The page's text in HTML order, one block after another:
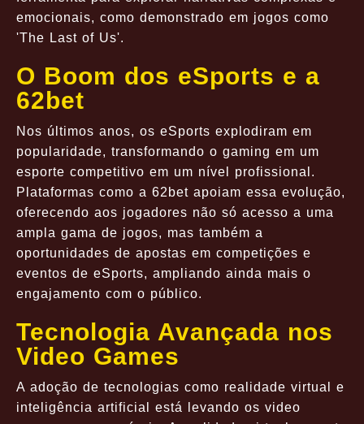
emocionais, como demonstrado em jogos como
'The Last of Us'.
O Boom dos eSports e a
62bet
Nos últimos anos, os eSports explodiram em
popularidade, transformando o gaming em um
esporte competitivo em um nível profissional.
Plataformas como a 62bet apoiam essa evolução,
oferecendo aos jogadores não só acesso a uma
ampla gama de jogos, mas também a
oportunidades de apostas em competições e
eventos de eSports, ampliando ainda mais o
engajamento com o público.
Tecnologia Avançada nos
Video Games
A adoção de tecnologias como realidade virtual e
inteligência artificial está levando os video